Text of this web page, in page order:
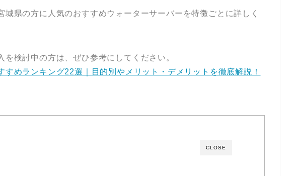
城県の方に人気のおすすめウォーターサーバーを特徴ごとに詳しく
を検討中の方は、ぜひ参考にしてください。
すめランキング22選｜目的別やメリット・デメリットを徹底解説！
CLOSE